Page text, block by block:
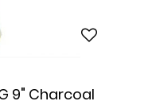
9" Charcoal